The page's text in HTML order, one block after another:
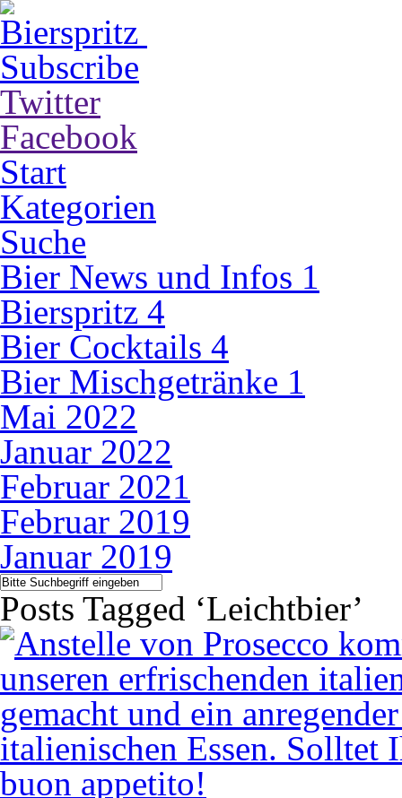
Subscribe
Twitter
Facebook
Start
Kategorien
Suche
Bier News und Infos 1
Bierspritz 4
Bier Cocktails 4
Bier Mischgetränke 1
Mai 2022
Januar 2022
Februar 2021
Februar 2019
Januar 2019
Posts Tagged ‘Leichtbier’